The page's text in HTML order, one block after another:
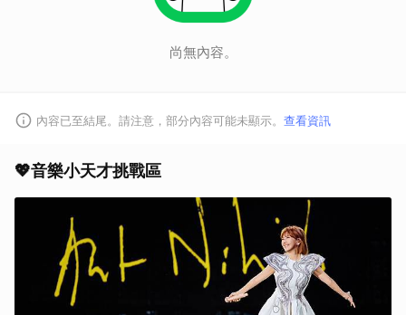
尚無內容。
內容已至結尾。請注意，部分內容可能未顯示。 查看資訊
💖音樂小天才挑戰區